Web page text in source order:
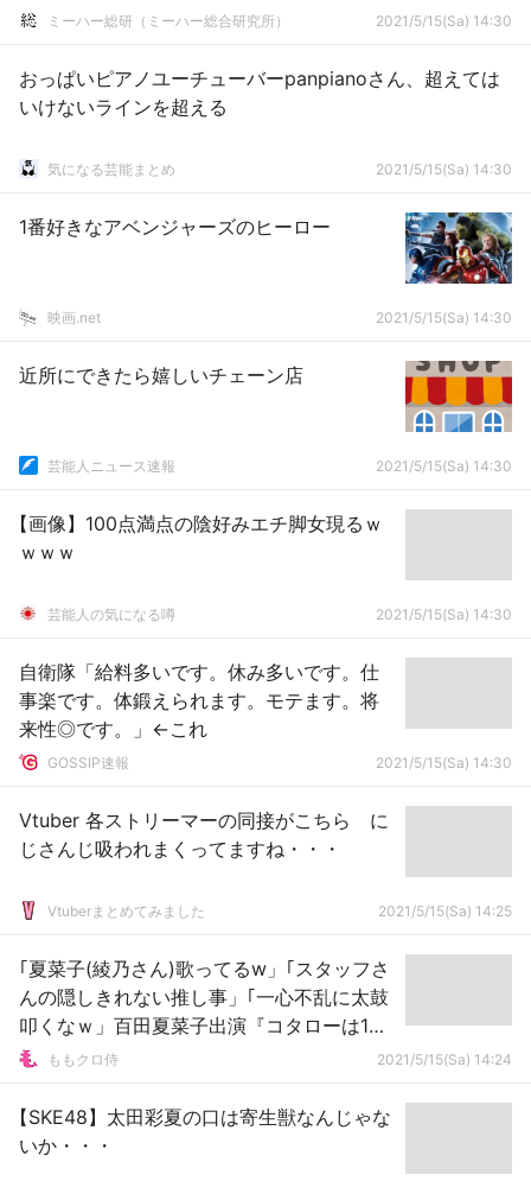
ミーハー総研（ミーハー総合研究所） 2021/5/15(Sa) 14:30
おっぱいピアノユーチューバーpanpianoさん、超えては
いけないラインを超える
気になる芸能まとめ 2021/5/15(Sa) 14:30
1番好きなアベンジャーズのヒーロー
映画.net 2021/5/15(Sa) 14:30
近所にできたら嬉しいチェーン店
芸能人ニュース速報 2021/5/15(Sa) 14:30
【画像】100点満点の陰好みエチ脚女現るｗ
ｗｗｗ
芸能人の気になる噂 2021/5/15(Sa) 14:30
自衛隊「給料多いです。休み多いです。仕
事楽です。体鍛えられます。モテます。将
来性◎です。」←これ
GOSSIP速報 2021/5/15(Sa) 14:30
Vtuber 各ストリーマーの同接がこちら に
じさんじ吸われまくってますね・・・
Vtuberまとめてみました 2021/5/15(Sa) 14:25
｢夏菜子(綾乃さん)歌ってるw」｢スタッフさ
んの隠しきれない推し事」｢一心不乱に太鼓
叩くなｗ」百田夏菜子出演『コタローは1人
暮らし 第4話』実況まとめ！
ももクロ侍 2021/5/15(Sa) 14:24
【SKE48】太田彩夏の口は寄生獣なんじゃな
いか・・・